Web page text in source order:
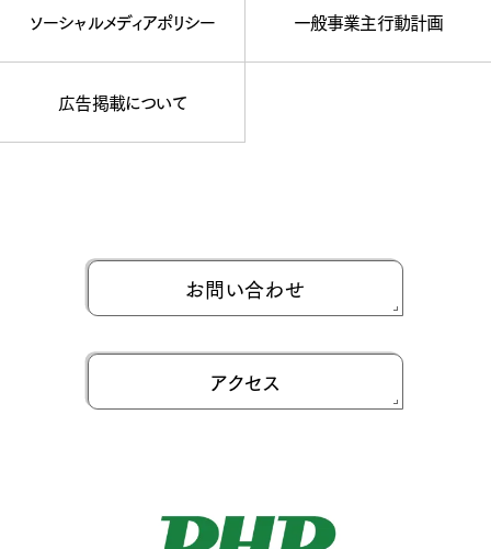
ソーシャルメディアポリシー 一般事業主行動計画
広告掲載について
お問い合わせ
アクセス